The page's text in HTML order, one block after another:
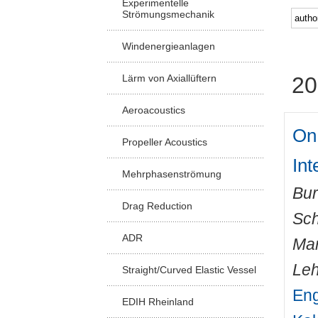
Experimentelle
Strömungsmechanik
Windenergieanlagen
Lärm von Axiallüftern
Aeroacoustics
Propeller Acoustics
Mehrphasenströmung
Drag Reduction
ADR
Straight/Curved Elastic Vessel
EDIH Rheinland